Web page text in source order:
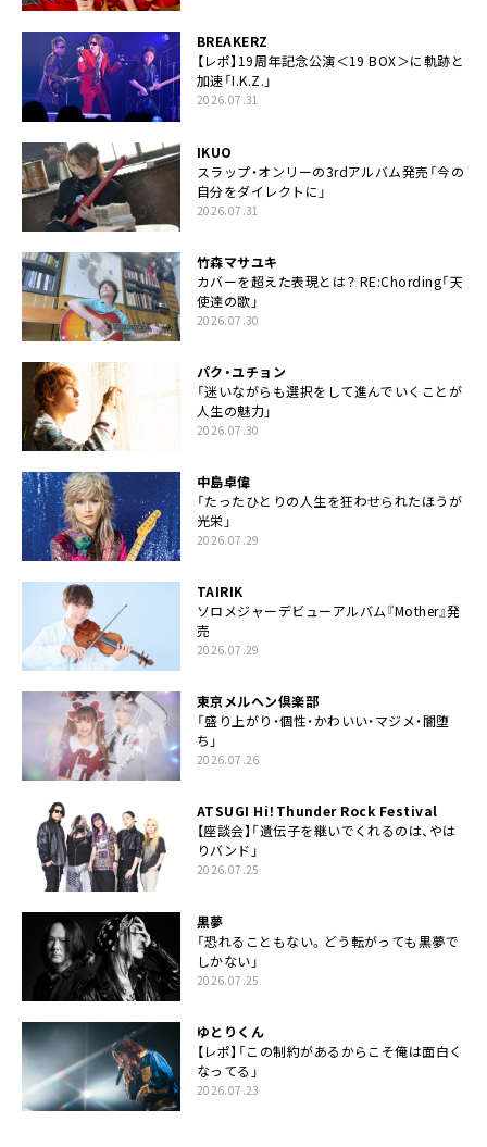
BREAKERZ
【レポ】19周年記念公演＜19 BOX＞に軌跡と
加速「I.K.Z.」
2026.07.31
IKUO
スラップ・オンリーの3rdアルバム発売「今の
自分をダイレクトに」
2026.07.31
竹森マサユキ
カバーを超えた表現とは？ RE:Chording「天
使達の歌」
2026.07.30
パク・ユチョン
「迷いながらも選択をして進んでいくことが
人生の魅力」
2026.07.30
中島卓偉
「たったひとりの人生を狂わせられたほうが
光栄」
2026.07.29
TAIRIK
ソロメジャーデビューアルバム『Mother』発
売
2026.07.29
東京メルヘン倶楽部
「盛り上がり・個性・かわいい・マジメ・闇堕
ち」
2026.07.26
ATSUGI Hi！Thunder Rock Festival
【座談会】「遺伝子を継いでくれるのは、やは
りバンド」
2026.07.25
黒夢
「恐れることもない。どう転がっても黒夢で
しかない」
2026.07.25
ゆとりくん
【レポ】「この制約があるからこそ俺は面白く
なってる」
2026.07.23